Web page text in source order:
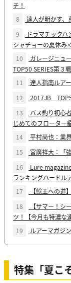
チ！
8
達人が明かす、
9
ドラマチック
シャチョーの夏休み
10
ガレージニュ
TOP50 SERIES第３
11
達人指南ルア
12
2017JB
13
バス釣り初心
じめてのフローター
14
平村尚也：業
15
宮廣祥大：「
16
Lure
ランキングハードル
17
【鯰王への
18
【サマー！シ
ツ！【今月も特濃な
19
ルアーマガジ
特集「夏こ